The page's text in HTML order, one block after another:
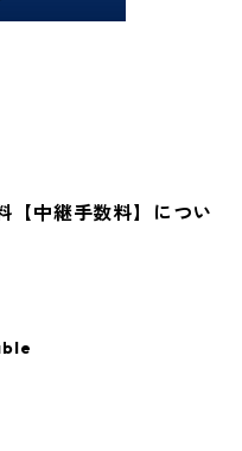
【中継手数料】につい